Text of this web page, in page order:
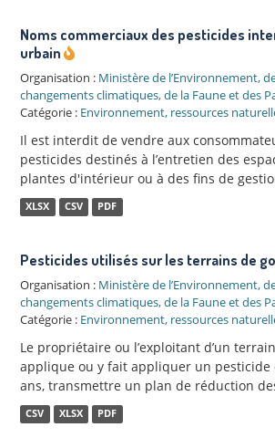
Noms commerciaux des pesticides
urbain
Organisation : Ministère de l’Environnement,
changements climatiques, de la Faune et des
Catégorie : Environnement, ressources
Il est interdit de vendre aux
pesticides destinés à l’entretien des
plantes d'intérieur ou à des fins de
XLSX CSV PDF
Pesticides utilisés sur les terrains de
Organisation : Ministère de l’Environnement,
changements climatiques, de la Faune et des
Catégorie : Environnement, ressources
Le propriétaire ou l’exploitant d’un
applique ou y fait appliquer un pesticide
ans, transmettre un plan de réduction
CSV XLSX PDF